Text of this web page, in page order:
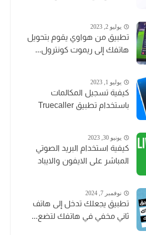
يوليو 2, 2023
تطبيق من هواوي يقوم بتحويل
هاتفك إلى ريموت كونترول...
يوليو 1, 2023
كيفية تسجيل المكالمات
باستخدام تطبيق Truecaller
يونيو 30, 2023
كيفية استخدام البريد الصوتي
المباشر على الايفون والايباد
نوفمبر 7, 2024
تطبيق يجعلك تدخل إلى هاتف
ثاني مخفي في هاتفك لتضع...